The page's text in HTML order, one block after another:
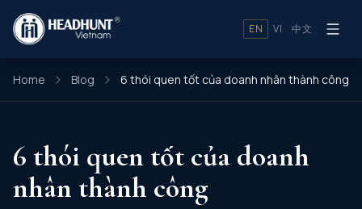
EN VI 中文
Home Blog 6 thói quen tốt của doanh nhân thành công
6 thói quen tốt của doanh
nhân thành công